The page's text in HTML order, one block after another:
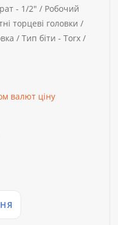
- 1/2" / Робочий
торцеві головки /
/ Тип біти - Torx /
валют ціну